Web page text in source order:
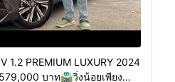
1.2 PREMIUM LUXURY 2024
บาท🛣️วิ่งน้อยเพียง